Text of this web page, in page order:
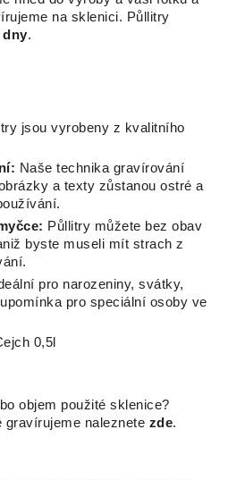
na sklenici. Půllitry
dny.
jsou vyrobeny z kvalitního
Naše technika gravírování
a texty zůstanou ostré a
Půllitry můžete bez obav
byste museli mít strach z
pro narozeniny, svátky,
pro speciální osoby ve
0,5l
objem použité sklenice?
gravírujeme naleznete zde.